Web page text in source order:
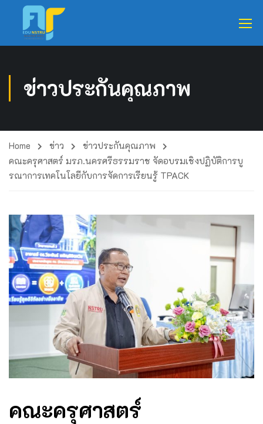
ข่าวประกันคุณภาพ
Home ข่าว
ข่าวประกันคุณภาพ
คณะครุศาสตร์ มรภ.นครศรีธรรมราช จัดอบรมเชิงปฏิบัติการบู
รณาการเทคโนโลยีกับการจัดการเรียนรู้ TPACK
คณะครุศาสตร์